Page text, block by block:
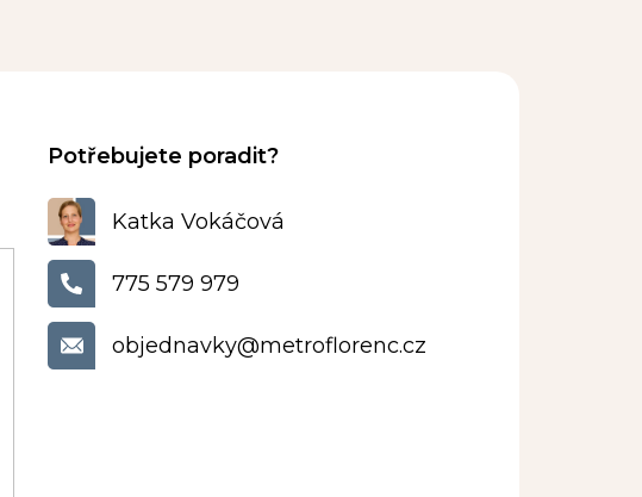
Katka Vokáčová
objednavky@metroflorenc.cz
775 579 979